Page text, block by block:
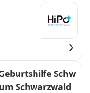
Schw
Schwarzwald